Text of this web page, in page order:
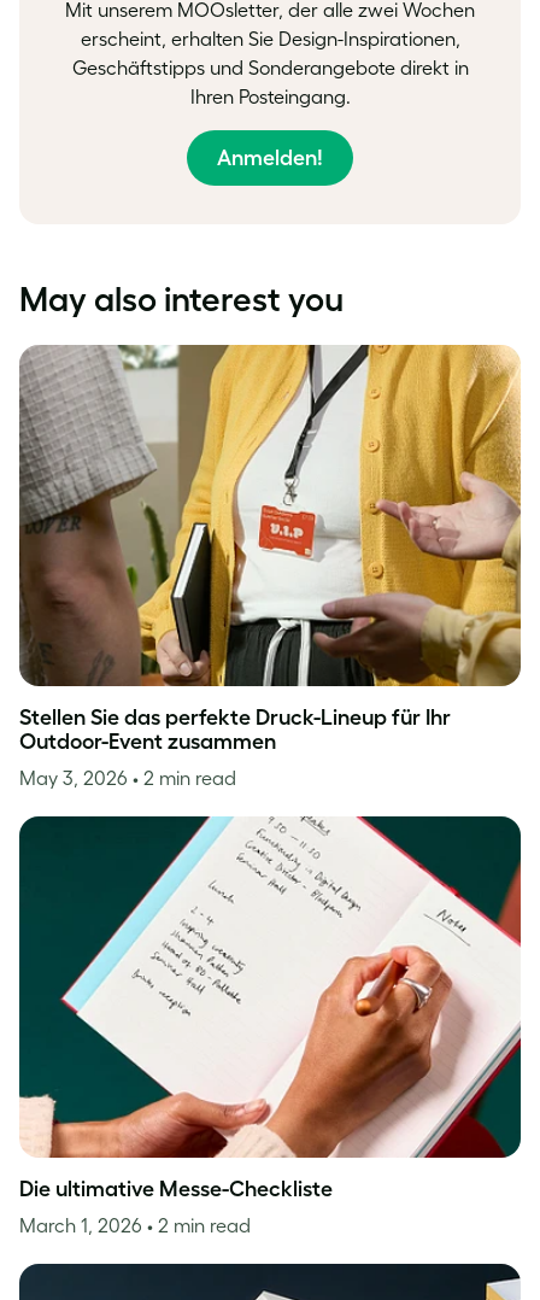
Mit unserem MOOsletter, der alle zwei Wochen
erscheint, erhalten Sie Design-Inspirationen,
Geschäftstipps und Sonderangebote direkt in
Ihren Posteingang.
Anmelden!
May also interest you
Stellen Sie das perfekte Druck-Lineup für Ihr
Outdoor-Event zusammen
May 3, 2026 • 2 min read
Die ultimative Messe-Checkliste
March 1, 2026 • 2 min read